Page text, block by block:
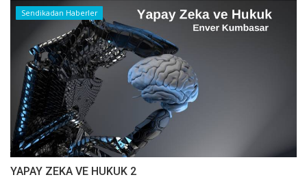
Sendikadan Haberler
YAPAY ZEKA VE HUKUK 2